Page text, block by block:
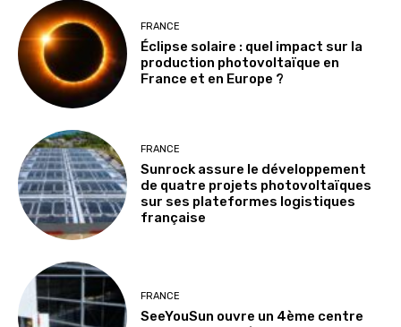
FRANCE
Éclipse solaire : quel impact sur la
production photovoltaïque en
France et en Europe ?
FRANCE
Sunrock assure le développement
de quatre projets photovoltaïques
sur ses plateformes logistiques
française
FRANCE
SeeYouSun ouvre un 4ème centre